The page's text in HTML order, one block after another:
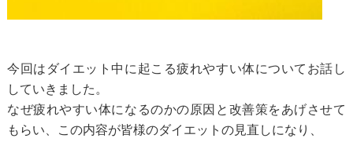
今回はダイエット中に起こる疲れやすい体についてお話し
していきました。
なぜ疲れやすい体になるのかの原因と改善策をあげさせて
もらい、
この内容が皆様のダイエットの見直しになり、